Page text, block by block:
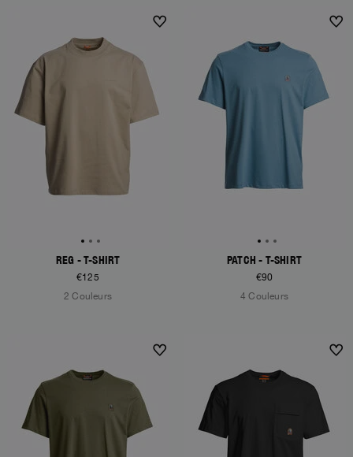
REG - T-SHIRT
€125
2 Couleurs
PATCH - T-SHIRT
€90
4 Couleurs